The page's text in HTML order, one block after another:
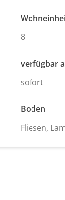
8
verfügbar
sofort
Boden
Fliesen,